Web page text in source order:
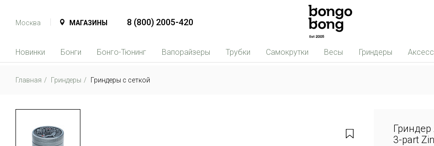
Москва МАГАЗИНЫ 8 (800) 2005-420
Новинки Бонги Бонго-Тюнинг Вапорайзеры Трубки Самокрутки Весы Гриндеры
Главная Гриндеры Гриндеры с сеткой
Гриндер
3-part